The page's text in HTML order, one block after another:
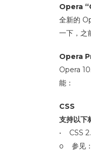
Opera
全新的
一下，之
Opera
Opera
能：
CSS
支持以下
• CSS
o 参见